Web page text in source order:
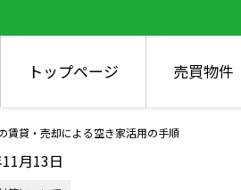
トップページ 売買物件
賃貸・売却による空き家活用の手順
月13日